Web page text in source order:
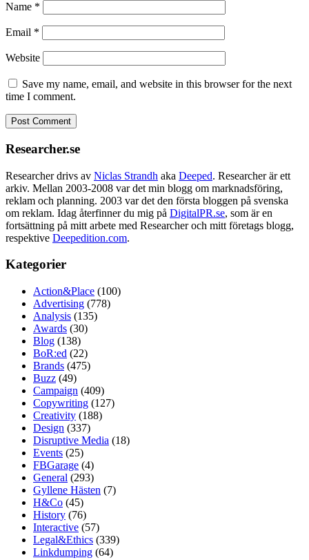
Name *
Email *
Website
Save my name, email, and website in this browser for the next
time I comment.
Researcher.se
Researcher drivs av Niclas Strandh aka Deeped. Researcher är ett
arkiv. Mellan 2003-2008 var det min blogg om marknadsföring,
reklam och planning. 2003 var det den första bloggen på svenska
om reklam. Idag återfinner du mig på DigitalPR.se, som är en
fortsättning på mitt arbete med Researcher och mitt företags blogg,
respektive Deepedition.com.
Kategorier
Action&Place (100)
Advertising (778)
Analysis (135)
Awards (30)
Blog (138)
BoR:ed (22)
Brands (475)
Buzz (49)
Campaign (409)
Copywriting (127)
Creativity (188)
Design (337)
Disruptive Media (18)
Events (25)
FBGarage (4)
General (293)
Gyllene Hästen (7)
H&Co (45)
History (76)
Interactive (57)
Legal&Ethics (339)
Linkdumping (64)